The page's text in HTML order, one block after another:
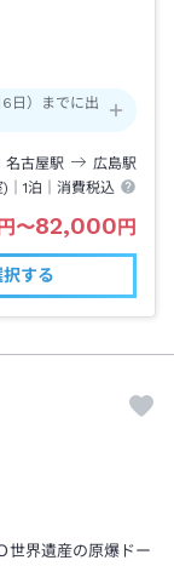
日）までに出
名古屋駅 広島駅
)｜1泊 ｜消費税込
円 〜82,000 円
択する
世界遺産の原爆ドー